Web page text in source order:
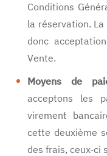
Conditions
la réservation.
donc
Vente.
Moyens de
acceptons les
virement
cette deuxième
des frais, ceux-ci